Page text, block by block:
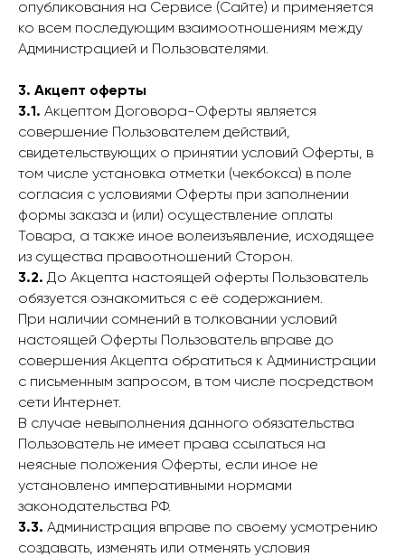
опубликования на Сервисе (Сайте) и применяется
ко всем последующим взаимоотношениям между
Администрацией и Пользователями.
3. Акцепт оферты
3.1. Акцептом Договора-Оферты является
совершение Пользователем действий,
свидетельствующих о принятии условий Оферты, в
том числе установка отметки (чекбокса) в поле
согласия с условиями Оферты при заполнении
формы заказа и (или) осуществление оплаты
Товара, а также иное волеизъявление, исходящее
из существа правоотношений Сторон.
3.2. До Акцепта настоящей оферты Пользователь
обязуется ознакомиться с её содержанием.
При наличии сомнений в толковании условий
настоящей Оферты Пользователь вправе до
совершения Акцепта обратиться к Администрации
с письменным запросом, в том числе посредством
сети Интернет.
В случае невыполнения данного обязательства
Пользователь не имеет права ссылаться на
неясные положения Оферты, если иное не
установлено императивными нормами
законодательства РФ.
3.3. Администрация вправе по своему усмотрению
создавать, изменять или отменять условия